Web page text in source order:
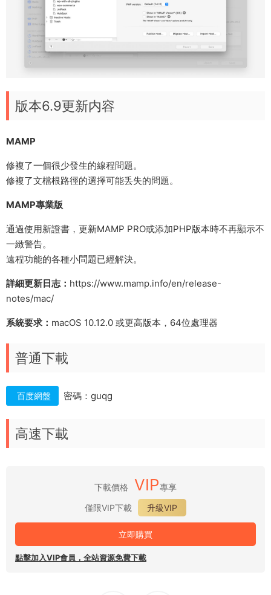
版本6.9更新内容
MAMP
修複了一個很少發生的線程問題。
修複了文檔根路徑的選擇可能丢失的問題。
MAMP專業版
通過使用新證書，更新MAMP PRO或添加PHP版本時不再顯示不
一緻警告。
遠程功能的各種小問題已經解決。
詳細更新日志： https://www.mamp.info/en/release-
notes/mac/
系統要求： macOS 10.12.0 或更高版本，64位處理器
普通下載
百度網盤 密碼：guqg
高速下載
下載價格 VIP專享
僅限VIP下載
升級VIP
立即購買
點擊加入VIP會員，全站資源免費下載